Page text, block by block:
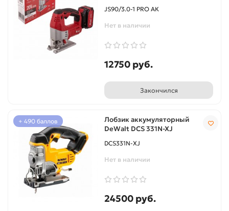
JS90/3.0-1 PRO АК
Нет в наличии
12750 руб.
Закончился
+ 490 баллов
Лобзик аккумуляторный
DeWalt DCS 331N-XJ
DCS331N-XJ
Нет в наличии
24500 руб.